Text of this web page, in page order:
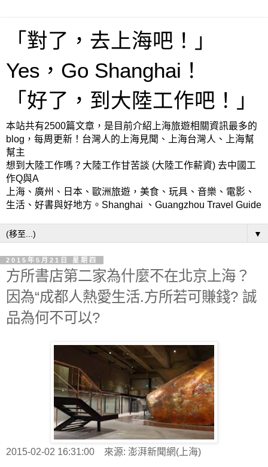
「對了，去上海吧！」
Yes，Go Shanghai！
「好了，到大陸工作吧！」
本站共有2500篇文章，是目前介紹上海旅遊相關資訊最多的
blog，每周更新！台灣人的上海見聞、上海台灣人、上海幫
幫主
想到大陸工作嗎？大陸工作甘苦談 (大陸工作薪資) 去中國工
作Q與A
上海、廣州、日本、歐洲旅遊，美食、玩具、音樂、電影、
生活、好書與好地方。Shanghai 、Guangzhou Travel Guide
▼
2015年5月21日 星期四
方所書店第二家為什麼不在北京上海？
因為“成都人熱愛生活.方所若可賺錢? 誠
品為何不可以?
2015-02-02 16:31:00 來源: 澎湃新聞網(上海)